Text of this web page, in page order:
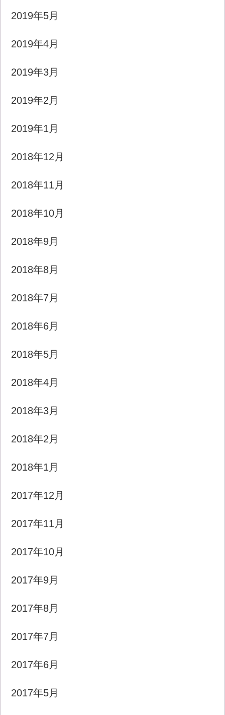
2019年5月
2019年4月
2019年3月
2019年2月
2019年1月
2018年12月
2018年11月
2018年10月
2018年9月
2018年8月
2018年7月
2018年6月
2018年5月
2018年4月
2018年3月
2018年2月
2018年1月
2017年12月
2017年11月
2017年10月
2017年9月
2017年8月
2017年7月
2017年6月
2017年5月